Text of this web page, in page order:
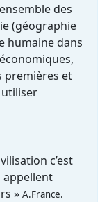
des
(géographie
humaine dans
premières et
utiliser
c’est
appellent
» A.France.